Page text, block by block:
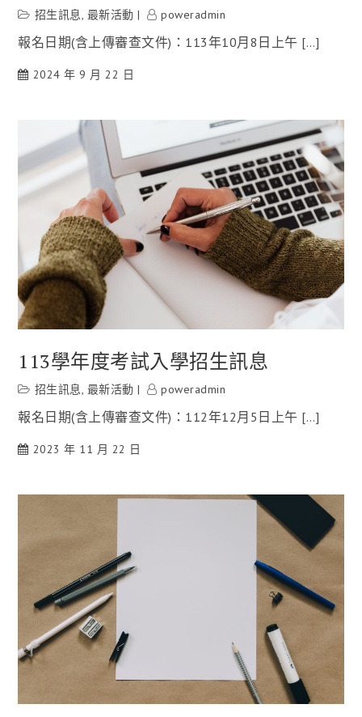
招生訊息, 最新活動 poweradmin
報名日期(含上傳審查文件)：113年10月8日上午 […]
2024 年 9 月 22 日
113學年度考試入學招生訊息
招生訊息, 最新活動 poweradmin
報名日期(含上傳審查文件)：112年12月5日上午 […]
2023 年 11 月 22 日